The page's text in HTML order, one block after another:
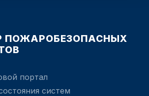
ПОЖАРОБЕЗОПАСНЫХ
портал
систем